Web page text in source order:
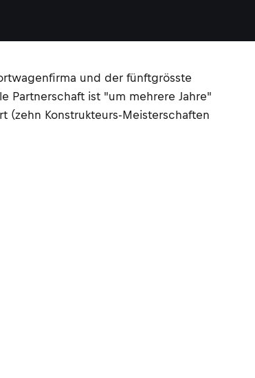
und der fünftgrösste
Partnerschaft ist "um mehrere Jahre"
(zehn Konstrukteurs-Meisterschaften